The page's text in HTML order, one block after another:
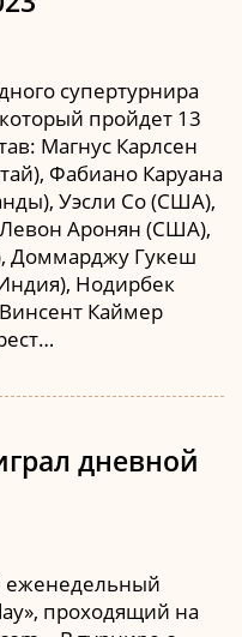
супертурнира
пройдет 13
Магнус Карлсен
Фабиано Каруана
Уэсли Со (США),
Аронян (США),
Доммарджу Гукеш
Нодирбек
Каймер
дневной
еженедельный
проходящий на